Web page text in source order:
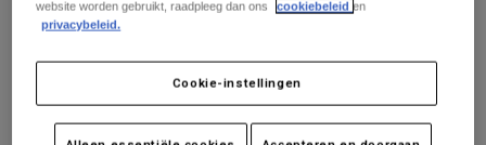
Sokken
Onderdelen
Alles bekijken
Youth
Boots
Brillen
IMPACT D3O®
Artikelnummer26562
website worden gebruikt, raadpleeg dan ons
cookiebeleid en
privacybeleid.
Cookie-instellingen